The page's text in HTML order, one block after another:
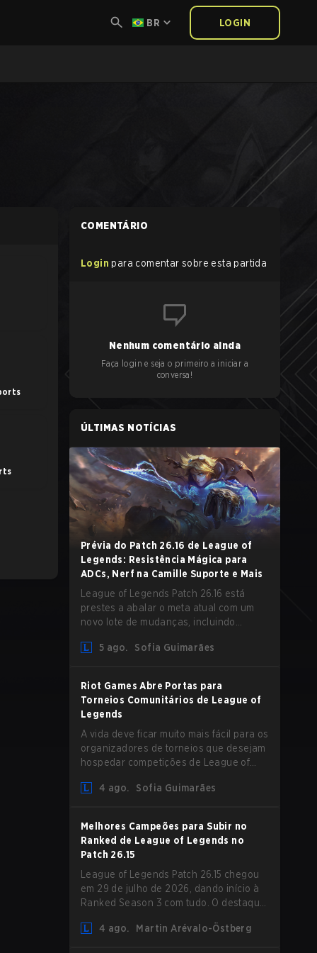
BR LOGIN
COMENTÁRIO
Login para comentar sobre esta partida
Nenhum comentário ainda
Faça login e seja o primeiro a iniciar a
conversa!
ÚLTIMAS NOTÍCIAS
Prévia do Patch 26.16 de League of
Legends: Resistência Mágica para
ADCs, Nerf na Camille Suporte e Mais
League of Legends Patch 26.16 está
prestes a abalar o meta atual com um
novo lote de mudanças, incluindo
nerfs em Camille que podem impactar
5 ago. Sofia Guimarães
Riot Games Abre Portas para
Torneios Comunitários de League of
Legends
A vida deve ficar muito mais fácil para os
organizadores de torneios que desejam
hospedar competições de League of
suas Diretrizes de Competições
4 ago. Sofia Guimarães
Melhores Campeões para Subir no
Ranked de League of Legends no
Patch 26.15
League of Legends Patch 26.15 chegou
em 29 de julho de 2026, dando início à
Ranked Season 3 com tudo. O destaque
a última atualização também trouxe
4 ago. Martin Arévalo-Östberg